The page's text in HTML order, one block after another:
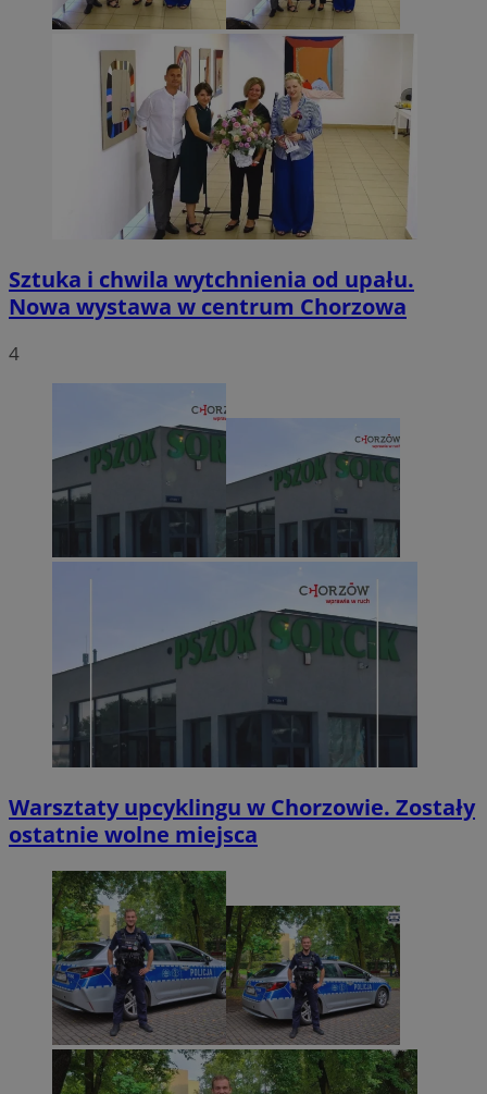
Sztuka i chwila wytchnienia od upału.
Nowa wystawa w centrum Chorzowa
4
Warsztaty upcyklingu w Chorzowie. Zostały
ostatnie wolne miejsca